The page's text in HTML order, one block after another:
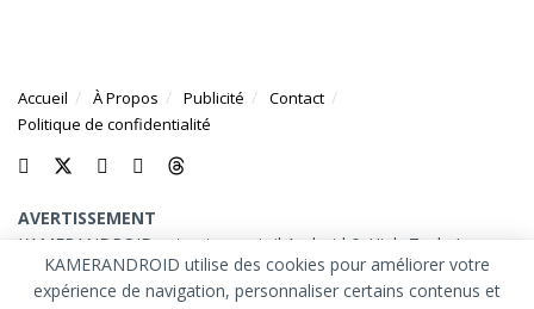
Accueil À Propos Publicité
Contact
Politique de confidentialité
AVERTISSEMENT
KAMERANDROID est votre portail Android & High-Tech. Les
marques et logos mentionnés sur ce site appartiennent à leurs
propriétaires respectifs.
KAMERANDROID utilise des cookies pour améliorer votre
expérience de navigation, personnaliser certains contenus et